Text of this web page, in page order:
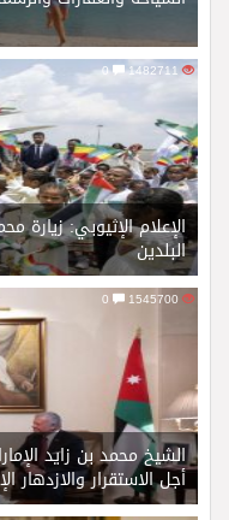
1482711
0
الإعلام الإثيوبي:
البلدين
الشيخ محمد بن زايد
أجل الاستقرار والازدهار